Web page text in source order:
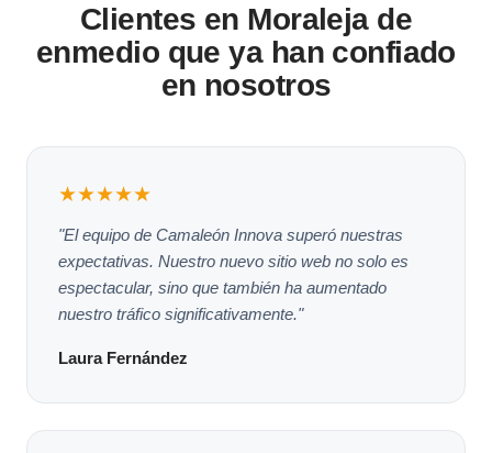
Clientes en Moraleja de
enmedio que ya han confiado
en nosotros
★★★★★
"El equipo de Camaleón Innova superó nuestras
expectativas. Nuestro nuevo sitio web no solo es
espectacular, sino que también ha aumentado
nuestro tráfico significativamente."
Laura Fernández